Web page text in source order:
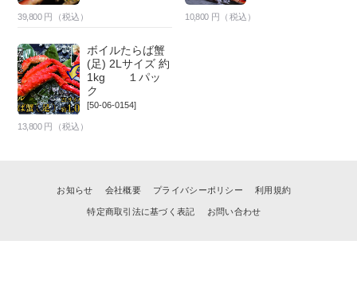
39,800 円（税込） 10,800 円（税込）
ボイルたらば蟹
(足) 2Lサイズ 約
1kg １パッ
ク
[50-06-0154]
13,800 円（税込）
お知らせ 会社概要 プライバシーポリシー 利用規約
特定商取引法に基づく表記 お問い合わせ